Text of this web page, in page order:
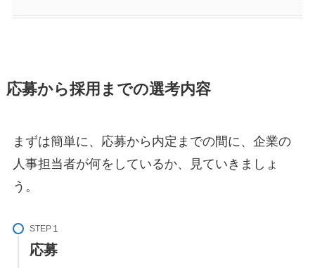
応募から採用までの選考内容
まずは簡単に、応募から内定までの間に、企業の
人事担当者が何をしているか、見ていきましょ
う。
STEP
応募